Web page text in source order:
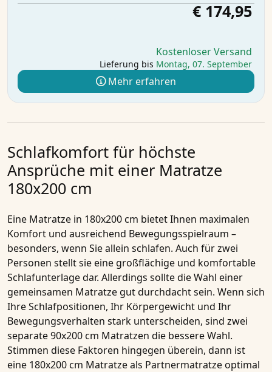
€ 174,95
Kostenloser Versand
Lieferung bis Montag, 07. September
Mehr erfahren
Schlafkomfort für höchste
Ansprüche mit einer Matratze
180x200 cm
Eine Matratze in 180x200 cm bietet Ihnen maximalen
Komfort und ausreichend Bewegungsspielraum –
besonders, wenn Sie allein schlafen. Auch für zwei
Personen stellt sie eine großflächige und komfortable
Schlafunterlage dar. Allerdings sollte die Wahl einer
gemeinsamen Matratze gut durchdacht sein. Wenn sich
Ihre Schlafpositionen, Ihr Körpergewicht und Ihr
Bewegungsverhalten stark unterscheiden, sind zwei
separate 90x200 cm Matratzen die bessere Wahl.
Stimmen diese Faktoren hingegen überein, dann ist
eine 180x200 cm Matratze als Partnermatratze optimal